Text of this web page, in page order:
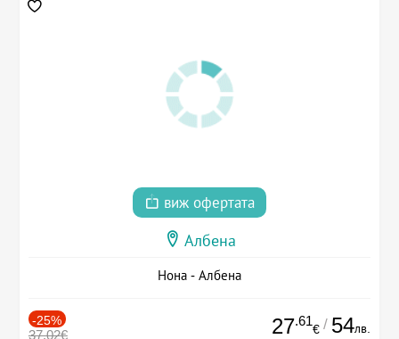
виж офертата
Албена
Нона - Албена
-25%
37.02€ 27.61
€ / 54лв.